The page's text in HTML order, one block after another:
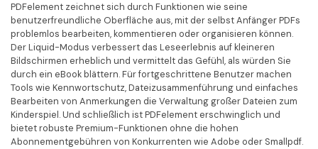
PDFelement zeichnet sich durch Funktionen wie seine
benutzerfreundliche Oberfläche aus, mit der selbst Anfänger PDFs
problemlos bearbeiten, kommentieren oder organisieren können.
Der Liquid-Modus verbessert das Leseerlebnis auf kleineren
Bildschirmen erheblich und vermittelt das Gefühl, als würden Sie
durch ein eBook blättern. Für fortgeschrittene Benutzer machen
Tools wie Kennwortschutz, Dateizusammenführung und einfaches
Bearbeiten von Anmerkungen die Verwaltung großer Dateien zum
Kinderspiel. Und schließlich ist PDFelement erschwinglich und
bietet robuste Premium-Funktionen ohne die hohen
Abonnementgebühren von Konkurrenten wie Adobe oder Smallpdf.